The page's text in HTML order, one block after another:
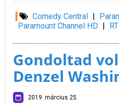
Comedy Central |
Paramount Channel HD |
Gondoltad
Denzel
2019. március 25.